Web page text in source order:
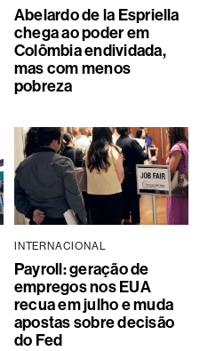
Abelardo de la Espriella
chega ao poder em
Colômbia endividada,
mas com menos
pobreza
INTERNACIONAL
Payroll: geração de
empregos nos EUA
recua em julho e muda
apostas sobre decisão
do Fed